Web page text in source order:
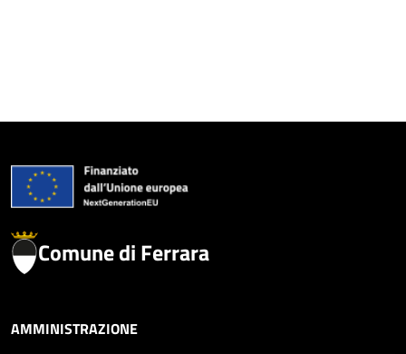
Comune di Ferrara
AMMINISTRAZIONE